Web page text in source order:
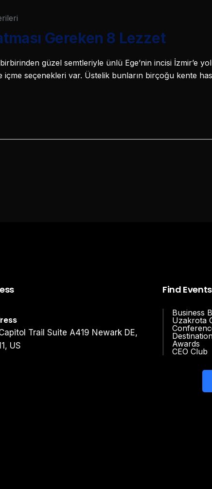
Gereken 8 Lezzet
güzel semtleriyle ünlü Ege’nin incisi İzmir’e
seçenekleri var. Üstelik bunların birçoğu kente
Trail Suite A419 Newark DE,
US
Find Events
Business
Uzakrota
Awards
CEO Club